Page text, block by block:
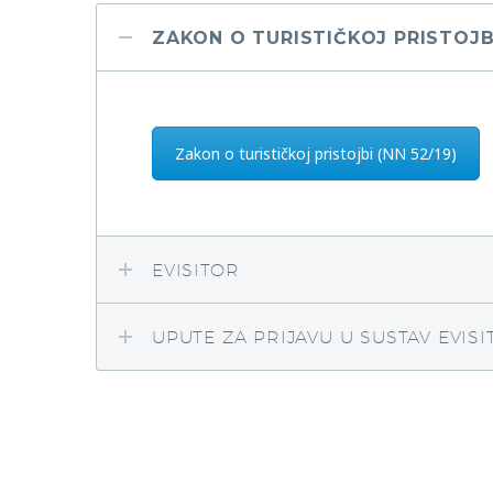
ZAKON O TURISTIČKOJ
Zakon o turističkoj pristojbi (NN 52/19)
EVISITOR
UPUTE ZA PRIJAVU U SUSTAV